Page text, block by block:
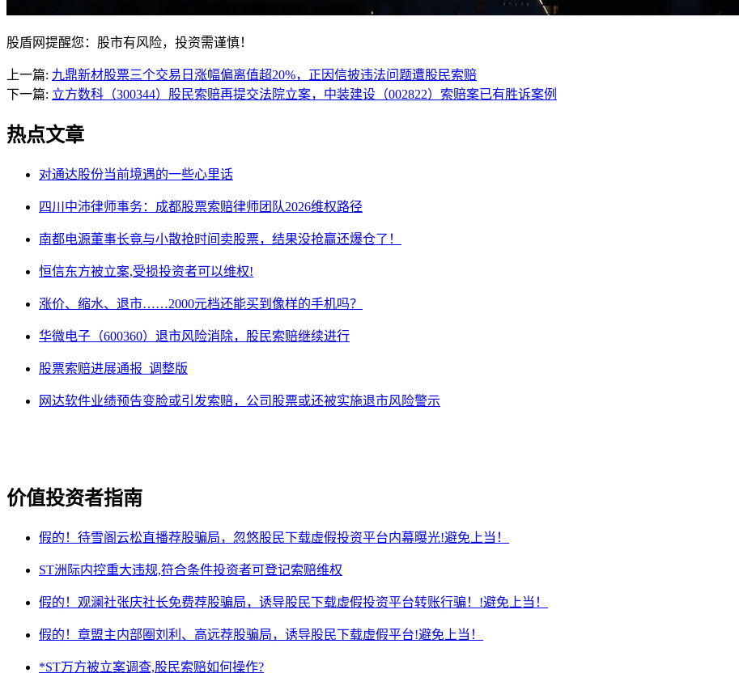
股盾网提醒您：股市有风险，投资需谨慎！
上一篇: 九鼎新材股票三个交易日涨幅偏离值超20%，正因信披违法问题遭股民索赔
下一篇: 立方数科（300344）股民索赔再提交法院立案，中装建设（002822）索赔案已有胜诉案例
热点文章
对通达股份当前境遇的一些心里话
四川中沛律师事务：成都股票索赔律师团队2026维权路径
南都电源董事长竟与小散抢时间卖股票，结果没抢赢还爆仓了！
恒信东方被立案,受损投资者可以维权!
涨价、缩水、退市……2000元档还能买到像样的手机吗？
华微电子（600360）退市风险消除，股民索赔继续进行
股票索赔进展通报_调整版
网达软件业绩预告变脸或引发索赔，公司股票或还被实施退市风险警示
价值投资者指南
假的！待雪阁云松直播荐股骗局，忽悠股民下载虚假投资平台内幕曝光!避免上当！
ST洲际内控重大违规,符合条件投资者可登记索赔维权
假的！观澜社张庆社长免费荐股骗局，诱导股民下载虚假投资平台转账行骗！!避免上当！
假的！章盟主内部圈刘利、高远荐股骗局，诱导股民下载虚假平台!避免上当！
*ST万方被立案调查,股民索赔如何操作?